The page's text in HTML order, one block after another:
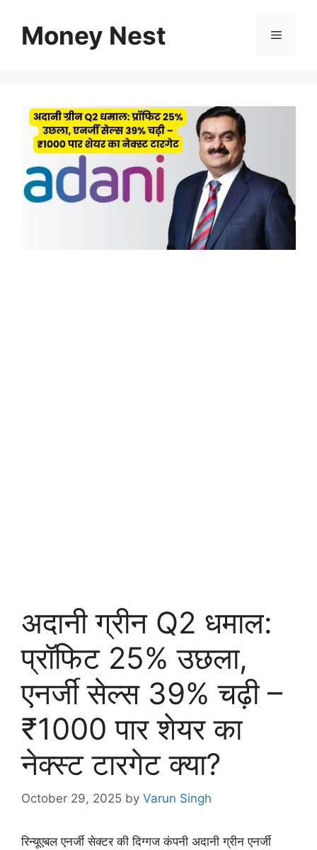
contentMoney Nest Menu
अदानी ग्रीन Q2 धमाल:
प्रॉफिट 25% उछला,
एनर्जी सेल्स 39% चढ़ी –
₹1000 पार शेयर का
नेक्स्ट टारगेट क्या?
October 29, 2025 by Varun Singh
रिन्यूएबल एनर्जी सेक्टर की दिग्गज कंपनी अदानी ग्रीन एनर्जी